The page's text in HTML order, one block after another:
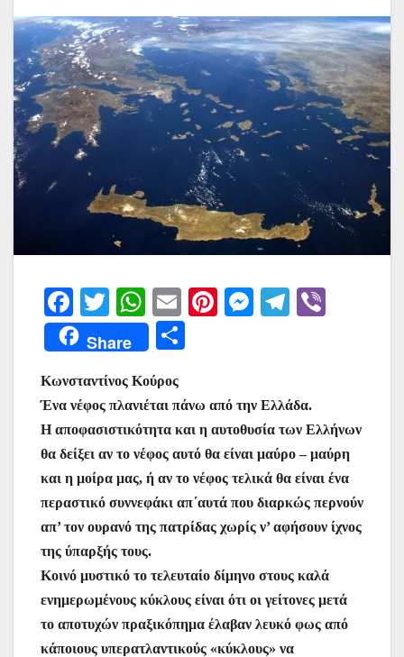
F
a
c
e
b
o
o
k
T
w
itt
er
W
h
at
s
A
p
p
E
m
ai
Pi
st
M
e
n
g
er
T
a
m
Share
ρ
α
σ
τε
ίτ
ε
Κωνσταντίνος Κούρος
Ένα νέφος πλανιέται πάνω από την Ελλάδα.
Η αποφασιστικότητα και η αυτοθυσία των Ελλήνων
θα δείξει αν το νέφος αυτό θα είναι μαύρο – μαύρη
και η μοίρα μας, ή αν το νέφος τελικά θα είναι ένα
περαστικό συννεφάκι απ΄αυτά που διαρκώς περνούν
απ’ τον ουρανό της πατρίδας χωρίς ν’ αφήσουν ίχνος
της ύπαρξής τους.
Κοινό μυστικό το τελευταίο δίμηνο στους καλά
ενημερωμένους κύκλους είναι ότι οι γείτονες μετά
το αποτυχών πραξικόπημα έλαβαν λευκό φως από
κάποιους υπερατλαντικούς «κύκλους» να